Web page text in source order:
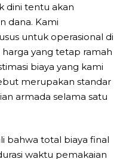
dini tentu akan
dana. Kami
untuk operasional di
yang tetap ramah
biaya yang kami
merupakan standar
armada selama satu
bahwa total biaya final
waktu pemakaian